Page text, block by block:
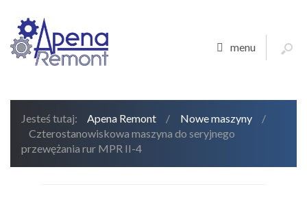
menu
Jesteś tutaj: Apena Remont / Nowe maszyny
/
Czterostanowiskowa maszyna do seryjnego
przewężania rur MPR II-4